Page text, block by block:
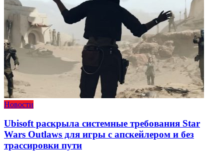
Новости
Ubisoft раскрыла системные требования Star
Wars Outlaws для игры с апскейлером и без
трассировки пути